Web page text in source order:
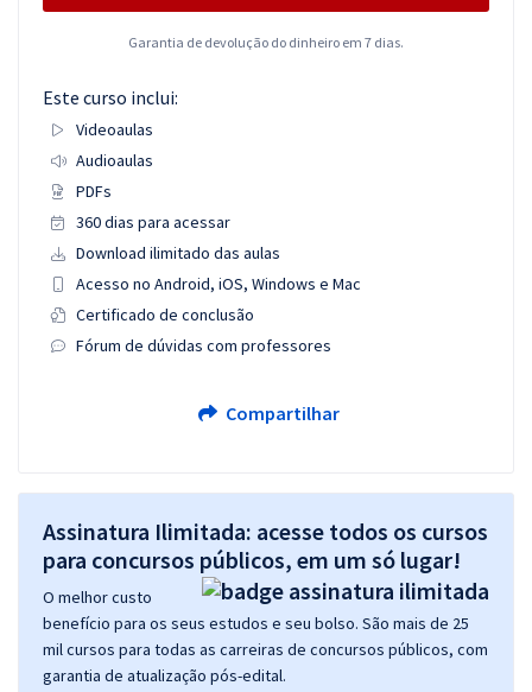
Garantia de devolução do dinheiro em 7 dias.
Este curso inclui:
Videoaulas
Audioaulas
PDFs
360 dias para acessar
Download ilimitado das aulas
Acesso no Android, iOS, Windows e Mac
Certificado de conclusão
Fórum de dúvidas com professores
Compartilhar
Assinatura Ilimitada: acesse todos os cursos
para concursos públicos, em um só lugar!
O melhor custo
benefício para os seus estudos e seu bolso. São mais de 25
mil cursos para todas as carreiras de concursos públicos, com
garantia de atualização pós-edital.